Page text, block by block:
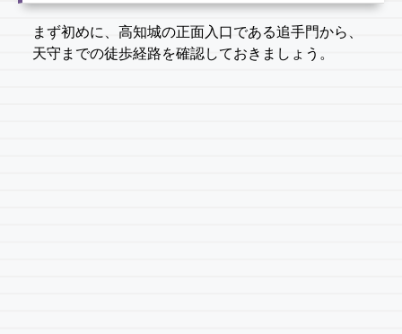
まず初めに、高知城の正面入口である追手門から、
天守までの徒歩経路を確認しておきましょう。